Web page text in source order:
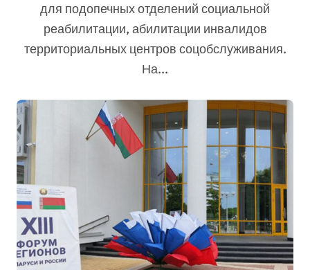
для подопечных отделений социальной
реабилитации, абилитации инвалидов
территориальных центров соцобслуживания.
На...